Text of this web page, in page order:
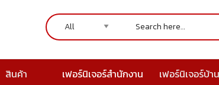
สินค้า เฟอร์นิเจอร์สำนักงาน เฟอร์นิเจอร์บ้าน